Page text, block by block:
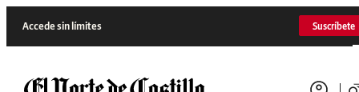
Accede sin límites Suscríbete